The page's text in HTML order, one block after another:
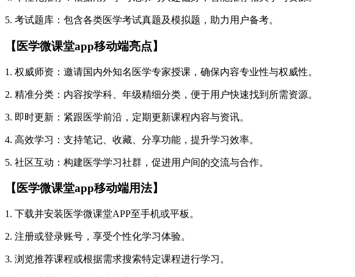
5. 考试题库：包含各类医学考试真题及模拟题，助力用户备考。
【医学微课堂app移动端亮点】
1. 权威师资：邀请国内外知名医学专家授课，确保内容专业性与权威性。
2. 精准分类：内容按学科、年级精细分类，便于用户快速找到所需资源。
3. 即时更新：紧跟医学前沿，定期更新课程内容与资讯。
4. 高效学习：支持笔记、收藏、分享功能，提升学习效率。
5. 社区互动：构建医学学习社群，促进用户间的交流与合作。
【医学微课堂app移动端用法】
1. 下载并安装医学微课堂APP至手机或平板。
2. 注册或登录账号，享受个性化学习体验。
3. 浏览推荐课程或根据需求搜索特定课程进行学习。